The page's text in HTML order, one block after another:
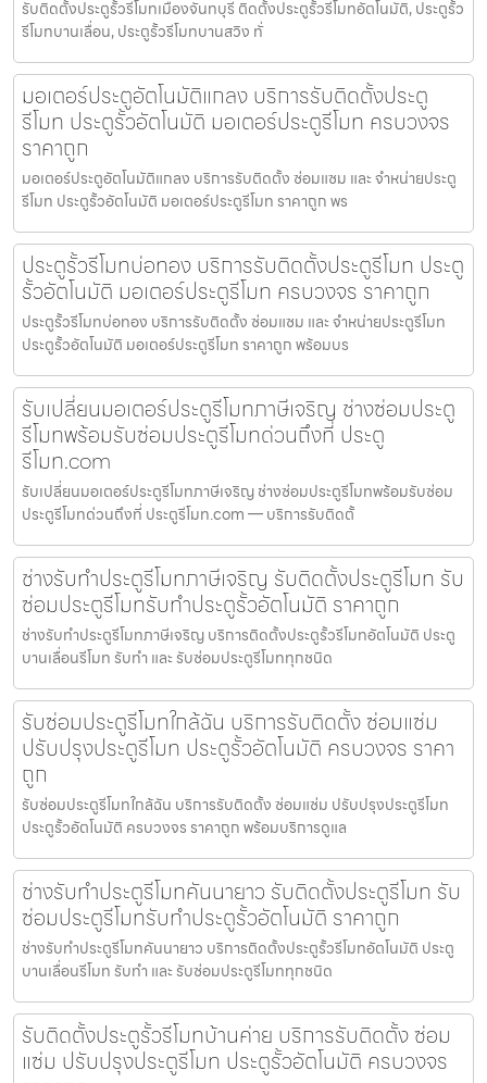
รับติดตั้งประตูรั้วรีโมทเมืองจันทบุรี ติดตั้งประตูรั้วรีโมทอัตโนมัติ, ประตูรั้ว
รีโมทบานเลื่อน, ประตูรั้วรีโมทบานสวิง ทั่
มอเตอร์ประตูอัตโนมัติแกลง บริการรับติดตั้งประตู
รีโมท ประตูรั้วอัตโนมัติ มอเตอร์ประตูรีโมท ครบวงจร
ราคาถูก
มอเตอร์ประตูอัตโนมัติแกลง บริการรับติดตั้ง ซ่อมแซม และ จำหน่ายประตู
รีโมท ประตูรั้วอัตโนมัติ มอเตอร์ประตูรีโมท ราคาถูก พร
ประตูรั้วรีโมทบ่อทอง บริการรับติดตั้งประตูรีโมท ประตู
รั้วอัตโนมัติ มอเตอร์ประตูรีโมท ครบวงจร ราคาถูก
ประตูรั้วรีโมทบ่อทอง บริการรับติดตั้ง ซ่อมแซม และ จำหน่ายประตูรีโมท
ประตูรั้วอัตโนมัติ มอเตอร์ประตูรีโมท ราคาถูก พร้อมบร
รับเปลี่ยนมอเตอร์ประตูรีโมทภาษีเจริญ ช่างซ่อมประตู
รีโมทพร้อมรับซ่อมประตูรีโมทด่วนถึงที่ ประตู
รีโมท.com
รับเปลี่ยนมอเตอร์ประตูรีโมทภาษีเจริญ ช่างซ่อมประตูรีโมทพร้อมรับซ่อม
ประตูรีโมทด่วนถึงที่ ประตูรีโมท.com — บริการรับติดตั้
ช่างรับทำประตูรีโมทภาษีเจริญ รับติดตั้งประตูรีโมท รับ
ซ่อมประตูรีโมทรับทำประตูรั้วอัตโนมัติ ราคาถูก
ช่างรับทำประตูรีโมทภาษีเจริญ บริการติดตั้งประตูรั้วรีโมทอัตโนมัติ ประตู
บานเลื่อนรีโมท รับทำ และ รับซ่อมประตูรีโมททุกชนิด
รับซ่อมประตูรีโมทใกล้ฉัน บริการรับติดตั้ง ซ่อมแซ่ม
ปรับปรุงประตูรีโมท ประตูรั้วอัตโนมัติ ครบวงจร ราคา
ถูก
รับซ่อมประตูรีโมทใกล้ฉัน บริการรับติดตั้ง ซ่อมแซ่ม ปรับปรุงประตูรีโมท
ประตูรั้วอัตโนมัติ ครบวงจร ราคาถูก พร้อมบริการดูแล
ช่างรับทำประตูรีโมทคันนายาว รับติดตั้งประตูรีโมท รับ
ซ่อมประตูรีโมทรับทำประตูรั้วอัตโนมัติ ราคาถูก
ช่างรับทำประตูรีโมทคันนายาว บริการติดตั้งประตูรั้วรีโมทอัตโนมัติ ประตู
บานเลื่อนรีโมท รับทำ และ รับซ่อมประตูรีโมททุกชนิด
รับติดตั้งประตูรั้วรีโมทบ้านค่าย บริการรับติดตั้ง ซ่อม
แซ่ม ปรับปรุงประตูรีโมท ประตูรั้วอัตโนมัติ ครบวงจร